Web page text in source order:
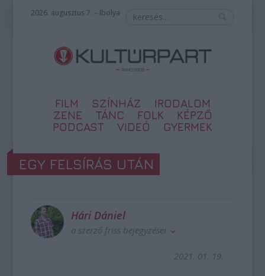
2026. augusztus 7. – Ibolya
FILM SZÍNHÁZ
IRODALOM
ZENE
TÁNC FOLK
KÉPZŐ
PODCAST
VIDEÓ GYERMEK
EGY FELSÍRÁS UTÁN
Hári Dániel
a szerző friss bejegyzései
2021. 01. 19.